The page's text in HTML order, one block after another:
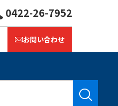
お問い合わせ
0422-26-7952